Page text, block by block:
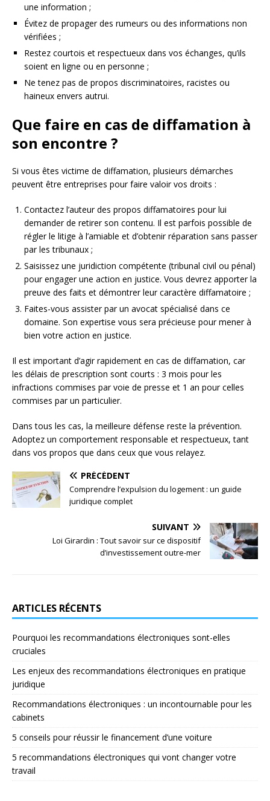
une information ;
Évitez de propager des rumeurs ou des informations non
vérifiées ;
Restez courtois et respectueux dans vos échanges, qu’ils
soient en ligne ou en personne ;
Ne tenez pas de propos discriminatoires, racistes ou
haineux envers autrui.
Que faire en cas de diffamation à
son encontre ?
Si vous êtes victime de diffamation, plusieurs démarches
peuvent être entreprises pour faire valoir vos droits :
Contactez l’auteur des propos diffamatoires pour lui
demander de retirer son contenu. Il est parfois possible de
régler le litige à l’amiable et d’obtenir réparation sans passer
par les tribunaux ;
Saisissez une juridiction compétente (tribunal civil ou pénal)
pour engager une action en justice. Vous devrez apporter la
preuve des faits et démontrer leur caractère diffamatoire ;
Faites-vous assister par un avocat spécialisé dans ce
domaine. Son expertise vous sera précieuse pour mener à
bien votre action en justice.
Il est important d’agir rapidement en cas de diffamation, car
les délais de prescription sont courts : 3 mois pour les
infractions commises par voie de presse et 1 an pour celles
commises par un particulier.
Dans tous les cas, la meilleure défense reste la prévention.
Adoptez un comportement responsable et respectueux, tant
dans vos propos que dans ceux que vous relayez.
PRÉCÉDENT
Comprendre l’expulsion du logement : un guide
juridique complet
SUIVANT
Loi Girardin : Tout savoir sur ce dispositif
d’investissement outre-mer
ARTICLES RÉCENTS
Pourquoi les recommandations électroniques sont-elles
cruciales
Les enjeux des recommandations électroniques en pratique
juridique
Recommandations électroniques : un incontournable pour les
cabinets
5 conseils pour réussir le financement d’une voiture
5 recommandations électroniques qui vont changer votre
travail